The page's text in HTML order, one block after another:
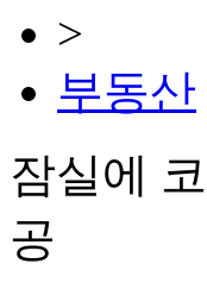
>
부동산
잠실에
공